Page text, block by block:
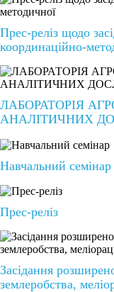
Прес-реліз щодо
координаційно-
ЛАБОРАТОРІЯ
АНАЛІТИЧНИХ
Навчальний семінар
Прес-реліз
Засідання
землеробства,